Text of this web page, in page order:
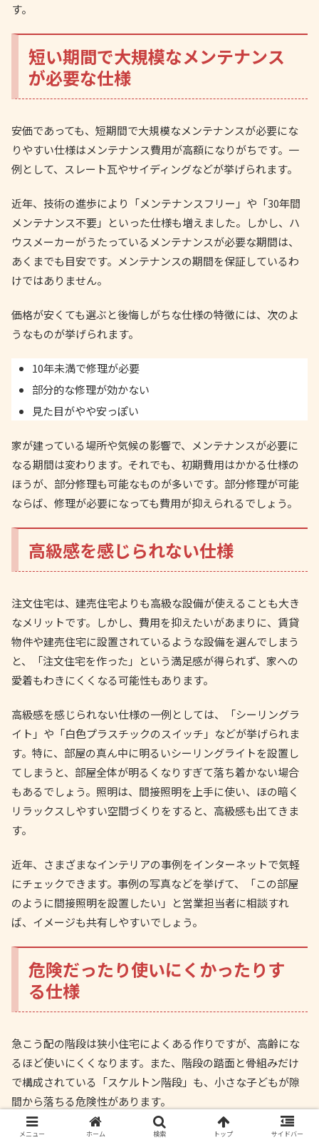
す。
短い期間で大規模なメンテナンス
が必要な仕様
安価であっても、短期間で大規模なメンテナンスが必要にな
りやすい仕様はメンテナンス費用が高額になりがちです。一
例として、スレート瓦やサイディングなどが挙げられます。
近年、技術の進歩により「メンテナンスフリー」や「30年間
メンテナンス不要」といった仕様も増えました。しかし、ハ
ウスメーカーがうたっているメンテナンスが必要な期間は、
あくまでも目安です。メンテナンスの期間を保証しているわ
けではありません。
価格が安くても選ぶと後悔しがちな仕様の特徴には、次のよ
うなものが挙げられます。
10年未満で修理が必要
部分的な修理が効かない
見た目がやや安っぽい
家が建っている場所や気候の影響で、メンテナンスが必要に
なる期間は変わります。それでも、初期費用はかかる仕様の
ほうが、部分修理も可能なものが多いです。部分修理が可能
ならば、修理が必要になっても費用が抑えられるでしょう。
高級感を感じられない仕様
注文住宅は、建売住宅よりも高級な設備が使えることも大き
なメリットです。しかし、費用を抑えたいがあまりに、賃貸
物件や建売住宅に設置されているような設備を選んでしまう
と、「注文住宅を作った」という満足感が得られず、家への
愛着もわきにくくなる可能性もあります。
高級感を感じられない仕様の一例としては、「シーリングラ
イト」や「白色プラスチックのスイッチ」などが挙げられま
す。特に、部屋の真ん中に明るいシーリングライトを設置し
てしまうと、部屋全体が明るくなりすぎて落ち着かない場合
もあるでしょう。照明は、間接照明を上手に使い、ほの暗く
リラックスしやすい空間づくりをすると、高級感も出てきま
す。
近年、さまざまなインテリアの事例をインターネットで気軽
にチェックできます。事例の写真などを挙げて、「この部屋
のように間接照明を設置したい」と営業担当者に相談すれ
ば、イメージも共有しやすいでしょう。
危険だったり使いにくかったりす
る仕様
急こう配の階段は狭小住宅によくある作りですが、高齢にな
るほど使いにくくなります。また、階段の踏面と骨組みだけ
で構成されている「スケルトン階段」も、小さな子どもが隙
間から落ちる危険性があります。
値段が安くても安全性に問題があると、家の住み心地が悪く
メニュー ホーム 検索 トップ サイドバー